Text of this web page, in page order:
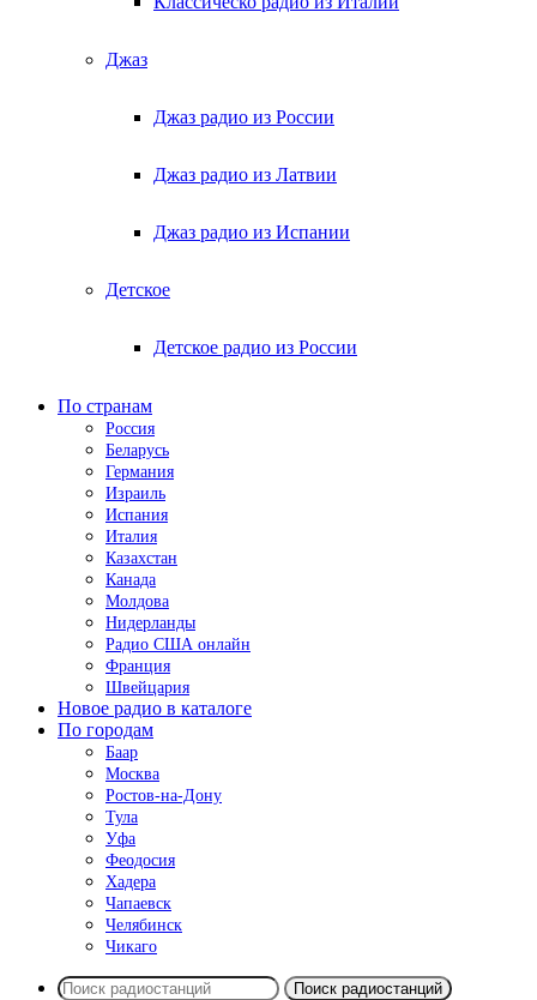
Джаз
Джаз радио из России
Джаз радио из Латвии
Джаз радио из Испании
Детское
Детское радио из России
По странам
Россия
Беларусь
Германия
Израиль
Испания
Италия
Казахстан
Канада
Молдова
Нидерланды
Радио США онлайн
Франция
Швейцария
Новое радио в каталоге
По городам
Баар
Москва
Ростов-на-Дону
Тула
Уфа
Феодосия
Хадера
Чапаевск
Челябинск
Чикаго
Поиск радиостанций